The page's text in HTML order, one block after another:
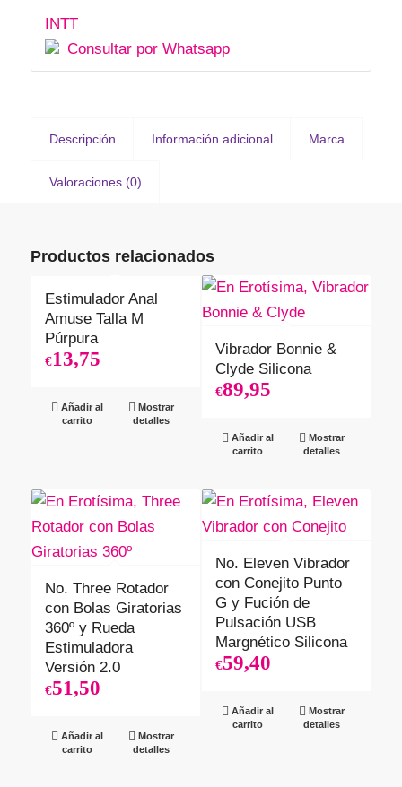
INTT
Consultar por Whatsapp
Descripción Información adicional Marca
Valoraciones (0)
Productos relacionados
Estimulador Anal
Amuse Talla M
Púrpura
€13,75
Añadir al
carrito
Mostrar
detalles
Vibrador Bonnie &
Clyde Silicona
€89,95
Añadir al
carrito
Mostrar
detalles
No. Three Rotador
con Bolas Giratorias
360º y Rueda
Estimuladora
Versión 2.0
€51,50
Añadir al
carrito
Mostrar
detalles
No. Eleven Vibrador
con Conejito Punto
G y Fución de
Pulsación USB
Margnético Silicona
€59,40
Añadir al
carrito
Mostrar
detalles